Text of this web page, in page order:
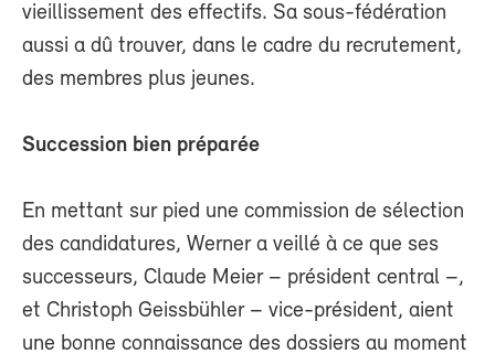
vieillissement des effectifs. Sa sous-fédération
aussi a dû trouver, dans le cadre du recrutement,
des membres plus jeunes.
Succession bien préparée
En mettant sur pied une commission de sélection
des candidatures, Werner a veillé à ce que ses
successeurs, Claude Meier – président central –,
et Christoph Geissbühler – vice-président, aient
une bonne connaissance des dossiers au moment